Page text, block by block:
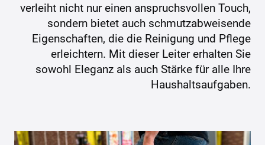
verleiht nicht nur einen anspruchsvollen Touch,
sondern bietet auch schmutzabweisende
Eigenschaften, die die Reinigung und Pflege
erleichtern. Mit dieser Leiter erhalten Sie
sowohl Eleganz als auch Stärke für alle Ihre
Haushaltsaufgaben.